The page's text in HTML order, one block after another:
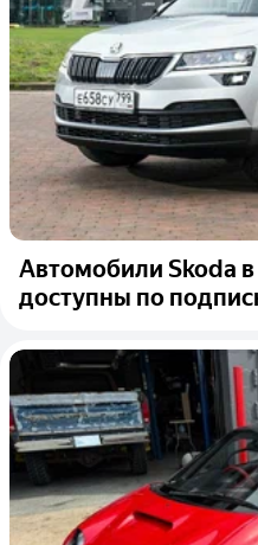
Автомобили Skoda в
доступны по